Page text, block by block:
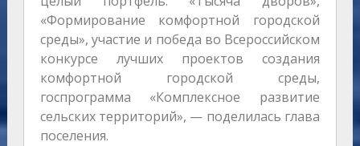
«Формирование комфортной городской
среды», участие и победа во Всероссийском
конкурсе лучших проектов создания
комфортной городской среды,
госпрограмма «Комплексное развитие
сельских территорий», — поделилась глава
поселения.